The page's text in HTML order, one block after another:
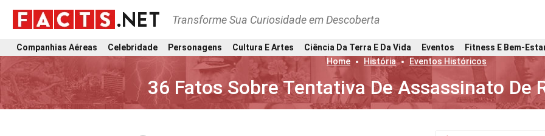
Transforme Sua Curiosidade em Descoberta
Companhias Aéreas Celebridade Personagens Cultura E Artes Ciência Da Terra E Da Vida Eventos
Fitness E Bem-
Home
História Eventos Históricos
36 Fatos Sobre Tentativa De Assassinato De